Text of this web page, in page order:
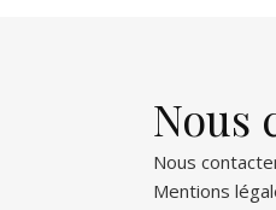
Nous
Nous
Mentions